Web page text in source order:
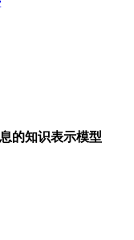
的知识表示模型